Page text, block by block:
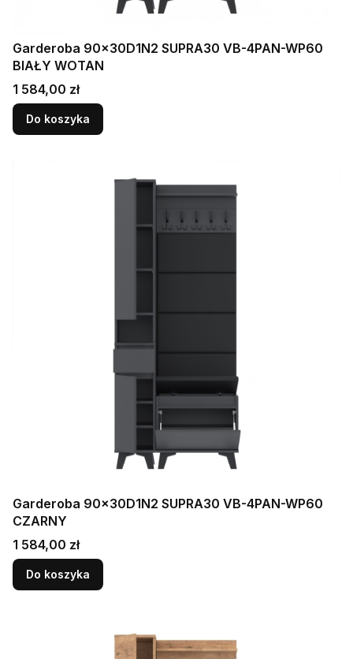
Garderoba 90x30D1N2 SUPRA30 VB-4PAN-WP60
BIAŁY WOTAN
Cena
1 584,00 zł
Do koszyka
Garderoba 90x30D1N2 SUPRA30 VB-4PAN-WP60
CZARNY
Cena
1 584,00 zł
Do koszyka